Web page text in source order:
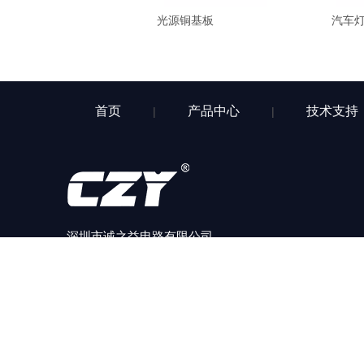
光源铜基板 汽车
首页 | 产品中心 | 技术支持
深圳市诚之益电路有限公司